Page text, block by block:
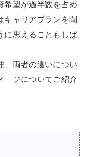
希望が過半数を占め
キャリアプランを聞
に思えることもしば
、両者の違いについ
ージについてご紹介